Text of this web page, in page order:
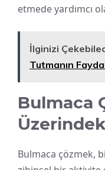
etmede yardımcı
İlginizi
Tutmanın
Bulmaca
Bulmaca çözmek,